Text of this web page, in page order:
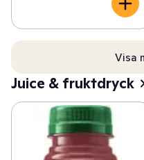
Visa
Juice & fruktdryck